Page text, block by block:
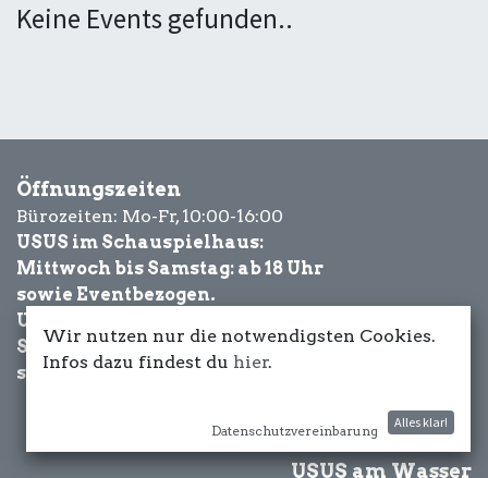
Keine Events gefunden..
Öffnungszeiten
Bürozeiten: Mo-Fr, 10:00-16:00
USUS im Schauspielhaus:
Mittwoch bis Samstag: ab 18 Uhr
sowie Eventbezogen.
USUS am Wasser:
Schönwetter-
sowie Eventbezogen.
USUS am Wasser
Wir nutzen nur die notwendigsten Cookies.
Infos dazu findest du hier.
Datenschutzvereinbarung
Alles klar!